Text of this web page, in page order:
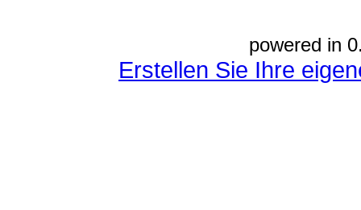
powered in
Erstellen Sie Ihre